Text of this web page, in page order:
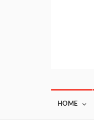
HOME